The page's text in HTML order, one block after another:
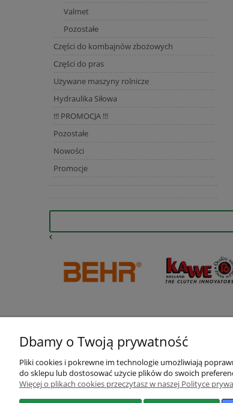
Valmet
Pozostałe
Części do kombajnów zbożowych
Części do pras
Używane maszyny rolnicze
Hydraulika Siłowa
!!! PROMOCJA !!!
Pozostałe
Nowości
Promocje
Pomoc
Moje
Dbamy o Twoją prywatność
Pliki cookies i pokrewne im technologie umożliwiają
do sklepu lub dostosować użycie plików do swoich
Więcej o plikach cookies przeczytasz w naszej Polityce